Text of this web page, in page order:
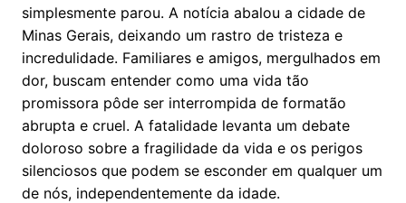
simplesmente parou. A notícia abalou a cidade de
Minas Gerais, deixando um rastro de tristeza e
incredulidade. Familiares e amigos, mergulhados em
dor, buscam entender como uma vida tão
promissora pôde ser interrompida de formatão
abrupta e cruel. A fatalidade levanta um debate
doloroso sobre a fragilidade da vida e os perigos
silenciosos que podem se esconder em qualquer um
de nós, independentemente da idade.